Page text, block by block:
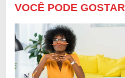
VOCÊ PODE GOSTAR